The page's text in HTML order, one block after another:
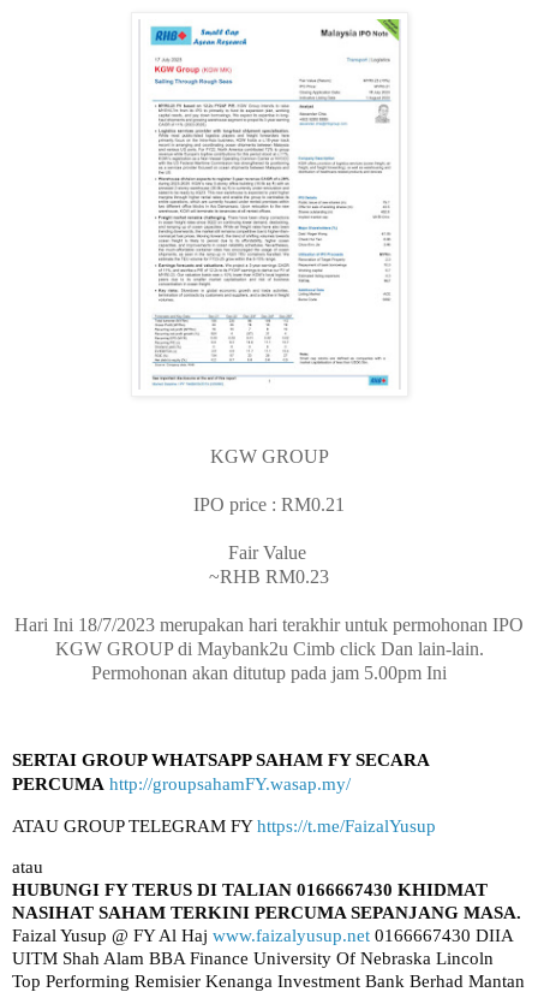
KGW GROUP
IPO price : RM0.21
Fair Value
~RHB RM0.23
Hari Ini 18/7/2023 merupakan hari terakhir untuk permohonan IPO
KGW GROUP di Maybank2u Cimb click Dan lain-lain.
Permohonan akan ditutup pada jam 5.00pm Ini
SERTAI GROUP WHATSAPP SAHAM FY SECARA
PERCUMA http://groupsahamFY.wasap.my/
ATAU GROUP TELEGRAM FYhttps://t.me/FaizalYusup
atau
HUBUNGI FY TERUS DI TALIAN 0166667430 KHIDMAT
NASIHAT SAHAM TERKINI PERCUMA SEPANJANG MASA.
Faizal Yusup @ FY Al Haj www.faizalyusup.net 0166667430 DIIA
UITM Shah Alam BBA Finance University Of Nebraska Lincoln
Top Performing Remisier Kenanga Investment Bank Berhad Mantan